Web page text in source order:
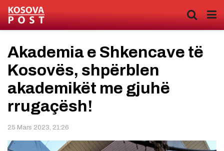
Akademia e Shkencave të
Kosovës, shpërblen
akademikët me gjuhë
rrugaçësh!
25 Mars 2023, 21:26